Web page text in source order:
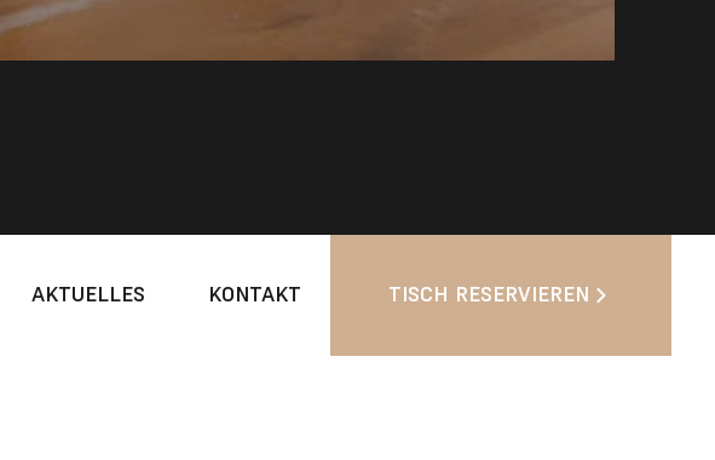
AKTUELLES KONTAKT TISCH RESERVIEREN